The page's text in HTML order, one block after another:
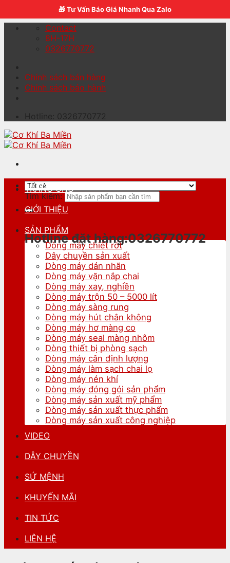
Skip to content
Contact
8H-17H
0326770772
Chính sách bán hàng
Chính sách bảo hành
Hotline: 0326770772
Tìm kiếm:
Hotline đặt hàng:0326770772
TRANG CHỦ
GIỚI THIỆU
SẢN PHẨM
Dòng máy chiết rót
Dây chuyền sản xuất
Dòng máy dán nhãn
Dòng máy vặn nắp chai
Dòng máy xay, nghiền
Dòng máy trộn 50 – 5000 lít
Dòng máy sàng rung
Dòng máy hút chân không
Dòng máy hơ màng co
Dòng máy seal màng nhôm
Dòng thiết bị phòng sạch
Dòng máy cân định lượng
Dòng máy làm sạch chai lọ
Dòng máy nén khí
Dòng máy đóng gói sản phẩm
Dòng máy sản xuất mỹ phẩm
Dòng máy sản xuất thực phẩm
Dòng máy sản xuất công nghiệp
VIDEO
DÂY CHUYỀN
SỨ MỆNH
KHUYẾN MÃI
TIN TỨC
LIÊN HỆ
🎁 Tư Vấn Báo Giá Nhanh Qua Zalo